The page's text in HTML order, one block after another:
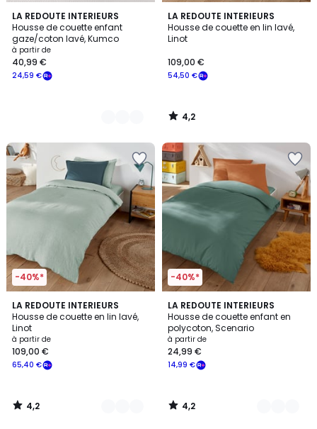
LA REDOUTE INTERIEURS
Housse de couette enfant
gaze/coton lavé, Kumco
à partir de
24,59 €
40,99 €
10
Couleurs
LA REDOUTE INTERIEURS
Housse de couette en lin lavé,
Linot
54,50 €
109,00 €
4,2
/ 5
4,2
/
-40%*
LA REDOUTE INTERIEURS
Housse de couette en lin lavé,
Linot
à partir de
65,40 €
109,00 €
4,2
/ 5
21
Couleurs
4,2
/
-40%*
LA REDOUTE INTERIEURS
Housse de couette enfant en
polycoton, Scenario
à partir de
14,99 €
24,99 €
4,2
/ 5
15
Couleurs
4,2
/